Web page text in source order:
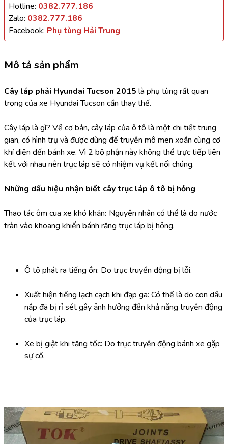
Hotline: 0382.777.186
Zalo: 0382.777.186
Facebook: Phụ tùng Hải Trung
Mô tả sản phẩm
Cây láp phải Hyundai Tucson 2015 là phụ tùng rất quan
trọng của xe Hyundai Tucson cần thay thế.
Cây láp là gì? Về cơ bản, cây láp của ô tô là một chi tiết trung
gian, có hình trụ và được dùng để truyền mô men xoắn cùng cơ
khí điện đến bánh xe. Vì 2 bộ phận này không thể trực tiếp liên
kết với nhau nên trục láp sẽ có nhiệm vụ kết nối chúng.
Những dấu hiệu nhận biết cây trục láp ô tô bị hỏng
Thao tác ôm cua xe khó khăn: Nguyên nhân có thể là do nước
tràn vào khoang khiến bánh răng trục láp bị hỏng.
Ô tô phát ra tiếng ồn: Do trục truyền động bị lỗi.
Xuất hiện tiếng lạch cạch khi đạp ga: Có thể là do con dấu
nắp đã bị rỉ sét gây ảnh hưởng đến khả năng truyền động
của trục láp.
Xe bị giật khi tăng tốc: Do trục truyền động bánh xe gặp
sự cố.